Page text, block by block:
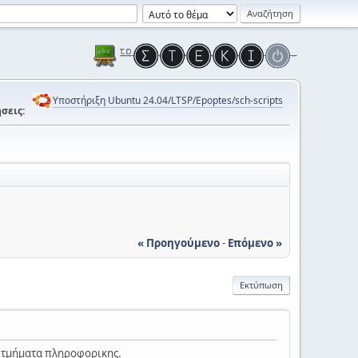
Υποστήριξη Ubuntu 24.04/LTSP/Epoptes/sch-scripts
« Προηγούμενο- Επόμενο »
Εκτύπωση
πληροφορικης.